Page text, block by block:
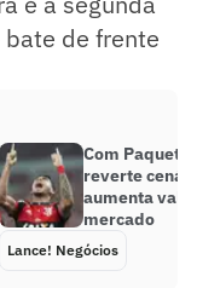
de frente
Com
reverte
aumenta
mercado
Lance! Negócios